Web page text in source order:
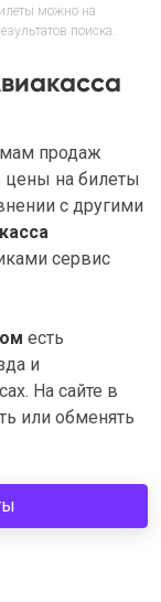
можно на
поиска.
продаж
цены на билеты
с другими
сервис
есть
и
На сайте в
или обменять